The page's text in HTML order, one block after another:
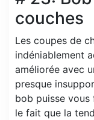
couches
Les coupes de
indéniablement
améliorée avec
presque
bob puisse vous
le fait que la